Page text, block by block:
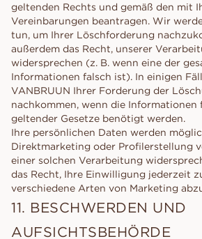
geltenden Rechts und gemäß den mit
Vereinbarungen beantragen. Wir
tun, um Ihrer Löschforderung
außerdem das Recht, unserer
widersprechen (z. B. wenn eine der
Informationen falsch ist). In einigen
VANBRUUN Ihrer Forderung der
nachkommen, wenn die Informationen
geltender Gesetze benötigt werden.
Ihre persönlichen Daten werden
Direktmarketing oder Profilerstellung
einer solchen Verarbeitung
das Recht, Ihre Einwilligung jederzeit
verschiedene Arten von Marketing
11. BESCHWERDEN UND
AUFSICHTSBEHÖRDE